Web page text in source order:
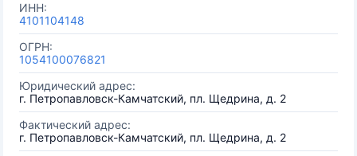
ИНН:
4101104148
ОГРН:
1054100076821
Юридический адрес:
г. Петропавловск-Камчатский, пл. Щедрина, д. 2
Фактический адрес:
г. Петропавловск-Камчатский, пл. Щедрина, д. 2